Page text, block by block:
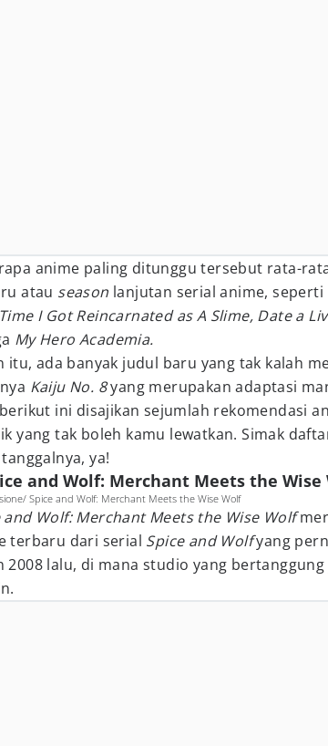
anime paling ditunggu tersebut rata-
atau season lanjutan serial anime, seperti
I Got Reincarnated as A Slime, Date a
My Hero Academia.
itu, ada banyak judul baru yang tak kalah
Kaiju No. 8yang merupakan adaptasi
ini disajikan sejumlah rekomendasi
yang tak boleh kamu lewatkan. Simak
ya!
and Wolf: Merchant Meets the Wise
Spice and Wolf: Merchant Meets the Wise Wolf
and Wolf: Merchant Meets the Wise Wolf
terbaru dari serial Spice and Wolfyang
2008 lalu, di mana studio yang